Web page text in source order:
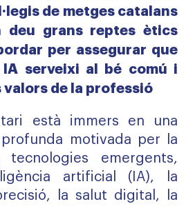
de metges catalans
deu grans reptes ètics
per assegurar que
IA serveixi al bé comú i
de la professió
està immers en una
motivada per la
emergents,
artificial (IA), la
la salut digital, la